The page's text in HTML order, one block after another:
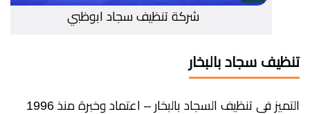
شركة تنظيف سجاد ابوظبي
تنظيف سجاد بالبخار
التميز في تنظيف السجاد بالبخار – اعتماد وخبرة منذ 1996